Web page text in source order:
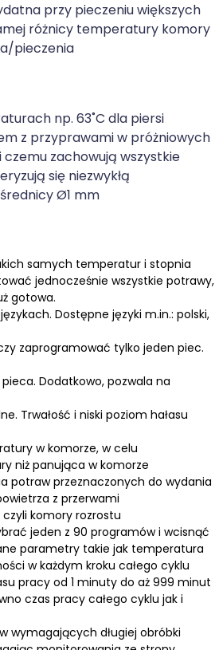
przy pieczeniu większych
różnicy temperatury komory
pieczenia
np. 63˚C dla piersi
z przyprawami w próżniowych
zachowują wszystkie
się niezwykłą
Ø1 mm
samych temperatur i stopnia
jednocześnie wszystkie potrawy,
gotowa.
Dostępne języki m.in.: polski,
zaprogramować tylko jeden piec.
Dodatkowo, pozwala na
Trwałość i niski poziom hałasu
w komorze, w celu
niż panująca w komorze
potraw przeznaczonych do wydania
z przerwami
komory rozrostu
jeden z 90 programów i wcisnąć
parametry takie jak temperatura
w każdym kroku całego cyklu
pracy od 1 minuty do aż 999 minut
czas pracy całego cyklu jak i
wymagających długiej obróbki